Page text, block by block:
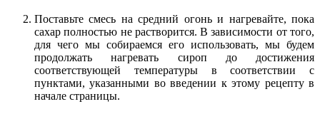
Поставьте смесь на средний огонь и нагревайте, пока
сахар полностью не растворится. В зависимости от того,
для чего мы собираемся его использовать, мы будем
продолжать нагревать сироп до достижения
соответствующей температуры в соответствии с
пунктами, указанными во введении к этому рецепту в
начале страницы.